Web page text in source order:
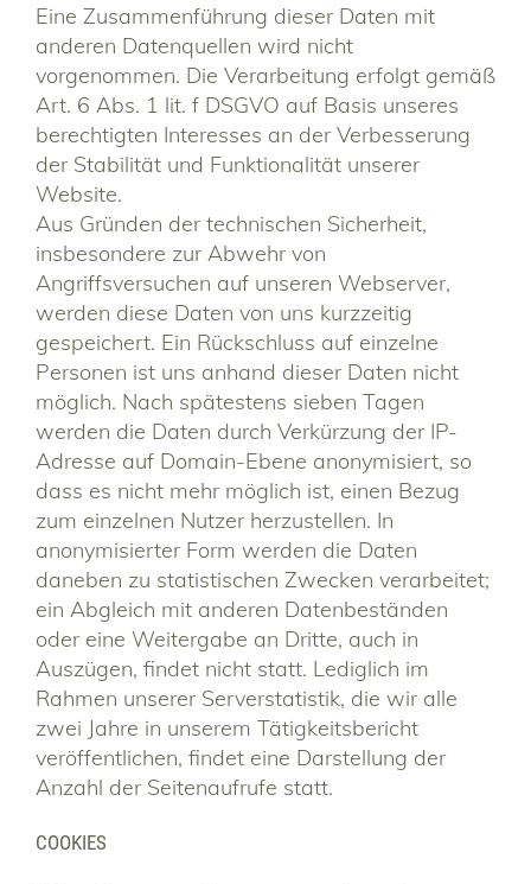
Eine Zusammenführung dieser Daten mit
anderen Datenquellen wird nicht
vorgenommen. Die Verarbeitung erfolgt gemäß
Art. 6 Abs. 1 lit. f DSGVO auf Basis unseres
berechtigten Interesses an der Verbesserung
der Stabilität und Funktionalität unserer
Website.
Aus Gründen der technischen Sicherheit,
insbesondere zur Abwehr von
Angriffsversuchen auf unseren Webserver,
werden diese Daten von uns kurzzeitig
gespeichert. Ein Rückschluss auf einzelne
Personen ist uns anhand dieser Daten nicht
möglich. Nach spätestens sieben Tagen
werden die Daten durch Verkürzung der IP-
Adresse auf Domain-Ebene anonymisiert, so
dass es nicht mehr möglich ist, einen Bezug
zum einzelnen Nutzer herzustellen. In
anonymisierter Form werden die Daten
daneben zu statistischen Zwecken verarbeitet;
ein Abgleich mit anderen Datenbeständen
oder eine Weitergabe an Dritte, auch in
Auszügen, findet nicht statt. Lediglich im
Rahmen unserer Serverstatistik, die wir alle
zwei Jahre in unserem Tätigkeitsbericht
veröffentlichen, findet eine Darstellung der
Anzahl der Seitenaufrufe statt.
COOKIES